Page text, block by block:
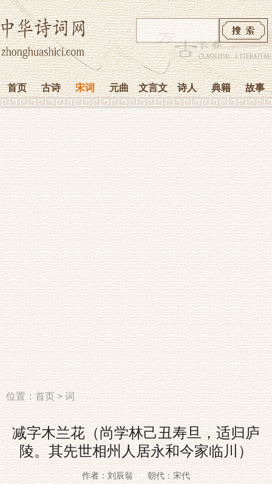
首页 古诗 宋词 元曲 文言文 诗人 典籍 故事
位置：首页>词
减字木兰花（尚学林己丑寿旦，适归庐
陵。其先世相州人居永和今家临川）
作者：刘辰翁 朝代：宋代